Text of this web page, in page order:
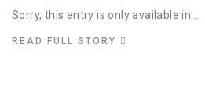
Sorry, this entry is only available in...
READ FULL STORY